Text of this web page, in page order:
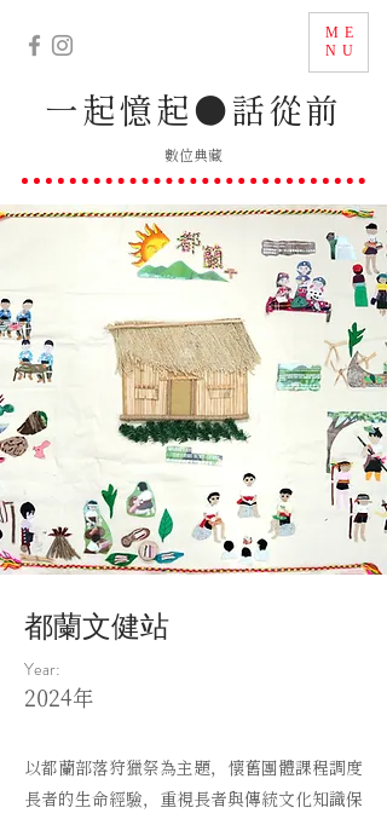
ME
NU
一起憶起●話從前
數位典藏
都蘭文健站
Year:
2024年
以都蘭部落狩獵祭為主題，懷舊團體課程調度
長者的生命經驗，重視長者與傳統文化知識保